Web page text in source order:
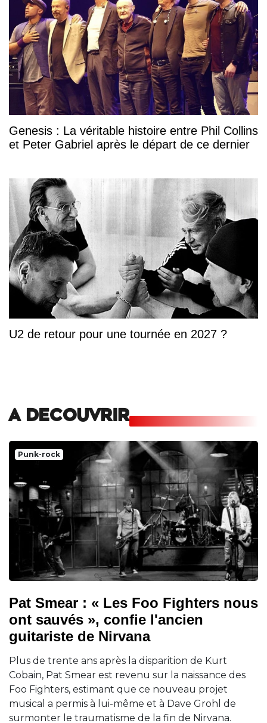
Genesis : La véritable histoire entre Phil Collins
et Peter Gabriel après le départ de ce dernier
U2 de retour pour une tournée en 2027 ?
A DECOUVRIR
Punk-rock
Pat Smear : « Les Foo Fighters nous
ont sauvés », confie l'ancien
guitariste de Nirvana
Plus de trente ans après la disparition de Kurt
Cobain, Pat Smear est revenu sur la naissance des
Foo Fighters, estimant que ce nouveau projet
musical a permis à lui-même et à Dave Grohl de
surmonter le traumatisme de la fin de Nirvana.